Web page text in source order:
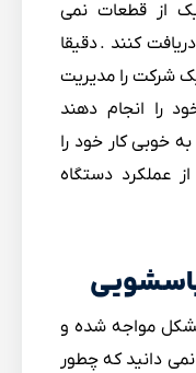
از قطعات نمی
کنند .دقیقا
شرکت را مدیریت
را انجام دهند
خوبی کار خود را
عملکرد دستگاه
مواجه شده و
دانید که چطور